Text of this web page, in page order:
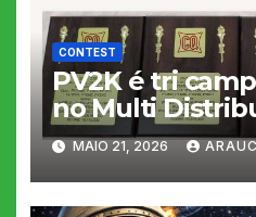
CONTEST
PV2K é tri
no Multi
MAIO 21, 2026